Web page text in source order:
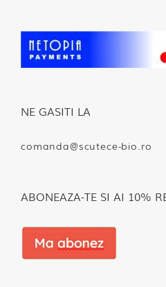
NE GASITI LA
comanda@scutece-bio.ro
ABONEAZA-TE SI AI 10%